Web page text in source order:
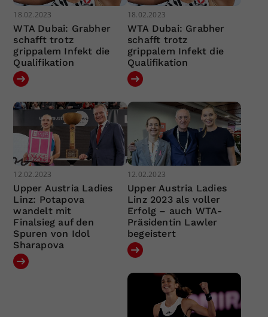
18.02.2023
WTA Dubai: Grabher
schafft trotz
grippalem Infekt die
Qualifikation
18.02.2023
WTA Dubai: Grabher
schafft trotz
grippalem Infekt die
Qualifikation
12.02.2023
Upper Austria Ladies
Linz: Potapova
wandelt mit
Finalsieg auf den
Spuren von Idol
Sharapova
12.02.2023
Upper Austria Ladies
Linz 2023 als voller
Erfolg – auch WTA-
Präsidentin Lawler
begeistert